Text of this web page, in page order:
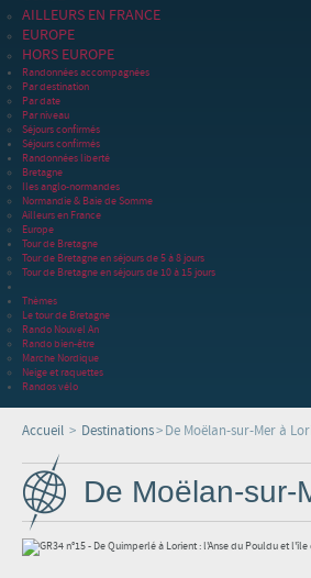
AILLEURS EN FRANCE
EUROPE
HORS EUROPE
Randonnées accompagnées
Par destination
Par date
Par niveau
Séjours confirmés
Séjours confirmés
Randonnées liberté
Bretagne
Iles anglo-normandes
Normandie & Baie de Somme
Ailleurs en France
Europe
Tour de Bretagne
Tour de Bretagne en séjours de 5 à 8 jours
Tour de Bretagne en séjours de 10 à 15 jours
Thèmes
Le tour de Bretagne
Rando Nouvel An
Rando bien-être
Marche Nordique
Neige et raquettes
Randos vélo
Accueil > Destinations>De Moëlan-sur-Mer à
De Moëlan-